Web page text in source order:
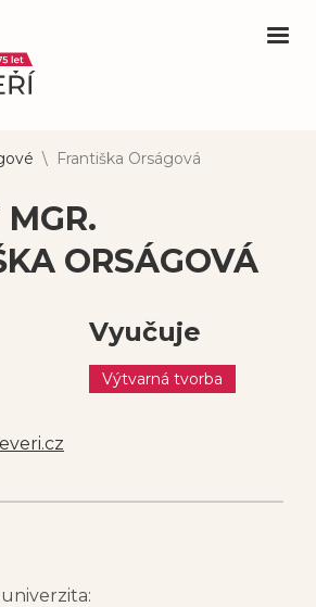
\ Františka Orságová
MGR.
ORSÁGOVÁ
Vyučuje
Výtvarná tvorba